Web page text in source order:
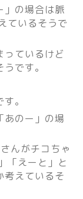
」の場合は脈
ているそうで
っているけど
です。
。
あのー」の場
んがチコちゃ
「えーと」と
考えているそ